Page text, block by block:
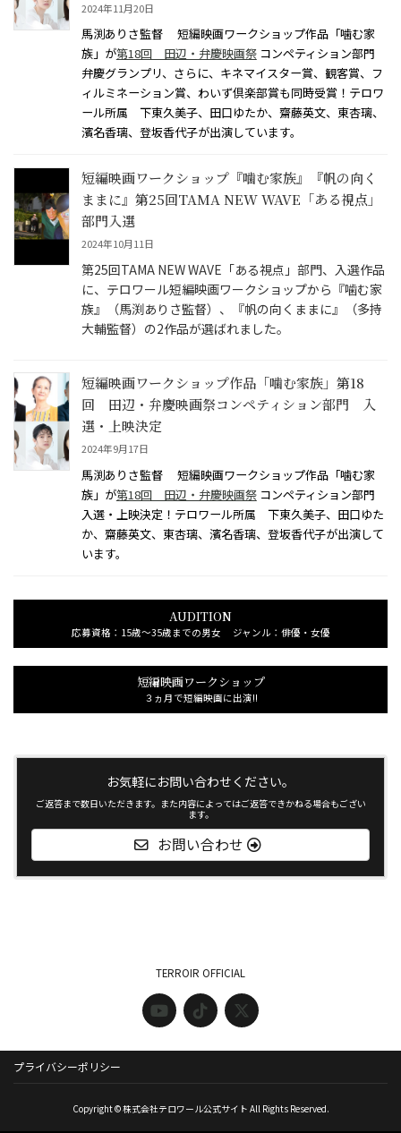
2024年11月20日
馬渕ありさ監督 短編映画ワークショップ作品「噛む家
族」が第18回 田辺・弁慶映画祭コンペティション部門
弁慶グランプリ、さらに、キネマイスター賞、観客賞、フ
ィルミネーション賞、わいず倶楽部賞も同時受賞！テロワ
ール所属 下東久美子、田口ゆたか、齋藤英文、東杏璃、
濱名香璃、登坂香代子が出演しています。
短編映画ワークショップ『噛む家族』『帆の向く
ままに』第25回TAMA NEW WAVE「ある視点」
部門入選
2024年10月11日
第25回TAMA NEW WAVE「ある視点」部門、入選作品
に、テロワール短編映画ワークショップから『噛む家
族』（馬渕ありさ監督）、『帆の向くままに』（多持
大輔監督）の2作品が選ばれました。
短編映画ワークショップ作品「噛む家族」第18
回 田辺・弁慶映画祭コンペティション部門 入
選・上映決定
2024年9月17日
馬渕ありさ監督 短編映画ワークショップ作品「噛む家
族」が第18回 田辺・弁慶映画祭コンペティション部門
入選・上映決定！テロワール所属 下東久美子、田口ゆた
か、齋藤英文、東杏璃、濱名香璃、登坂香代子が出演して
います。
AUDITION
応募資格：15歳～35歳までの男女 ジャンル：俳優・女優
短編映画ワークショップ
３ヵ月で短編映画に出演!!
お気軽にお問い合わせください。
ご返答まで数日いただきます。また内容によってはご返答できかねる場合もござい
ます。
お問い合わせ
TERROIR OFFICIAL
プライバシーポリシー
Copyright © 株式会社テロワール公式サイト All Rights Reserved.